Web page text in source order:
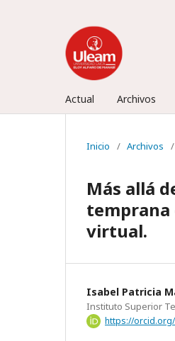
Actual Archivos
Inicio / Archivos /
Más allá
temprana
virtual.
Isabel Patricia
Instituto Superior
https://orcid.org/